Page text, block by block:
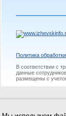
Политикa
В соответствии с
данные
размещены с